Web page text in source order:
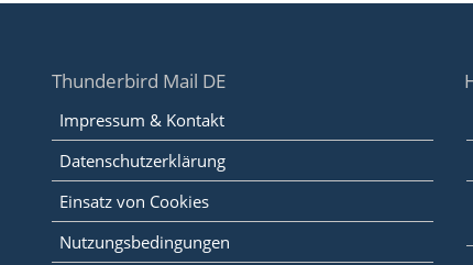
Thunderbird Mail DE
Impressum & Kontakt
Datenschutzerklärung
Einsatz von Cookies
Nutzungsbedingungen